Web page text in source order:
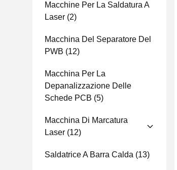
Macchine Per La Saldatura A
Laser (2)
Macchina Del Separatore Del
PWB (12)
Macchina Per La
Depanalizzazione Delle
Schede PCB (5)
Macchina Di Marcatura
Laser (12)
Saldatrice A Barra Calda (13)